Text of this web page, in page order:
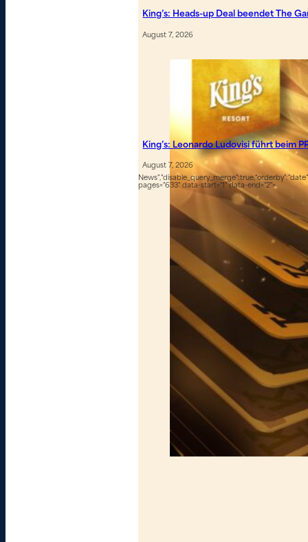
King’s: Heads-up Deal beendet The
August 7, 2026
King’s: Leonardo Ludovisi führt beim
August 7, 2026
pages="633" data-start="1" data-end="2">